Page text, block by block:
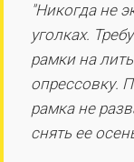
"Никогда не
уголках.
рамки на
опрессовку.
рамка не
снять ее